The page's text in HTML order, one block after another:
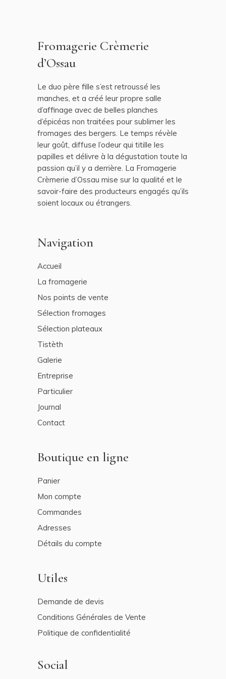
Fromagerie Crèmerie
d’Ossau
Le duo père fille s’est retroussé les
manches, et a créé leur propre salle
d’affinage avec de belles planches
d’épicéas non traitées pour sublimer les
fromages des bergers. Le temps révèle
leur goût, diffuse l’odeur qui titille les
papilles et délivre à la dégustation toute la
passion qu’il y a derrière. La Fromagerie
Crèmerie d’Ossau mise sur la qualité et le
savoir-faire des producteurs engagés qu’ils
soient locaux ou étrangers.
Navigation
Accueil
La fromagerie
Nos points de vente
Sélection fromages
Sélection plateaux
Tistèth
Galerie
Entreprise
Particulier
Journal
Contact
Boutique en ligne
Panier
Mon compte
Commandes
Adresses
Détails du compte
Utiles
Demande de devis
Conditions Générales de Vente
Politique de confidentialité
Social